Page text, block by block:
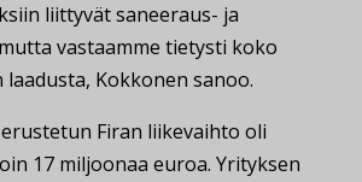
liittyvät saneeraus- ja
vastaamme tietysti koko
laadusta, Kokkonen sanoo.
Firan liikevaihto oli
17 miljoonaa euroa. Yrityksen